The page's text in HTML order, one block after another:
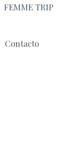
FEMME TRIP
Contacto